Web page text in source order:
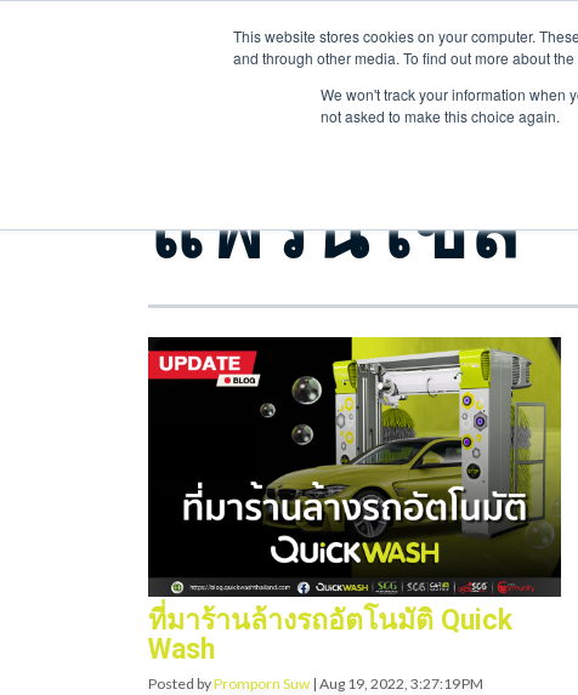
This website stores cookies on your computer.
and through other media. To find out more about
We won't track your information when
not asked to make this choice again.
แฟรนไชส์
ที่มาร้านล้างรถอัตโนมัติ Quick
Wash
Posted byPromporn Suw | Aug 19, 2022, 3:27:19 PM